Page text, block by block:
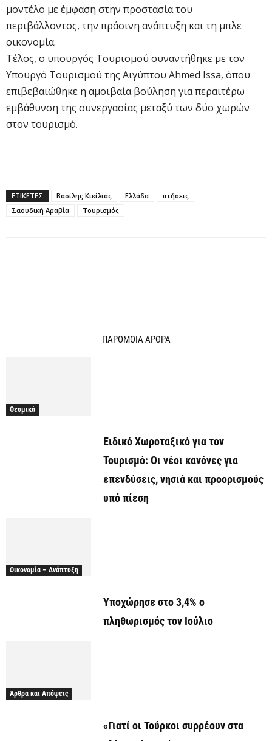
μοντέλο με έμφαση στην προστασία του
περιβάλλοντος, την πράσινη ανάπτυξη και τη μπλε
οικονομία.
Τέλος, ο υπουργός Τουρισμού συναντήθηκε με τον
Υπουργό Τουρισμού της Αιγύπτου Ahmed Issa, όπου
επιβεβαιώθηκε η αμοιβαία βούληση για περαιτέρω
εμβάθυνση της συνεργασίας μεταξύ των δύο χωρών
στον τουρισμό.
ΕΤΙΚΕΤΕΣ Βασίλης Κικίλιας Ελλάδα
πτήσεις
Σαουδική Αραβία
Τουρισμός
ΠΑΡΟΜΟΙΑ ΑΡΘΡΑ
Θεσμικά
Ειδικό Χωροταξικό για τον
Τουρισμό: Οι νέοι κανόνες για
επενδύσεις, νησιά και προορισμούς
υπό πίεση
Οικονομία – Ανάπτυξη
Υποχώρησε στο 3,4% ο
πληθωρισμός τον Ιούλιο
Άρθρα και Απόψεις
«Γιατί οι Τούρκοι συρρέουν στα